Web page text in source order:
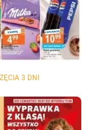
3 DNI